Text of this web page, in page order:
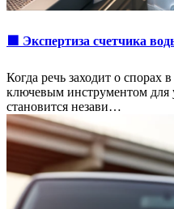
🟩 Экспертиза счетчика
Когда речь заходит о спорах
ключевым инструментом для
становится незави…